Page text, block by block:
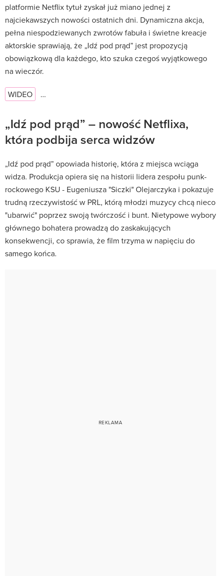
platformie Netflix tytuł zyskał już miano jednej z
najciekawszych nowości ostatnich dni. Dynamiczna akcja,
pełna niespodziewanych zwrotów fabuła i świetne kreacje
aktorskie sprawiają, że „Idź pod prąd” jest propozycją
obowiązkową dla każdego, kto szuka czegoś wyjątkowego
na wieczór.
WIDEO …
„Idź pod prąd” – nowość Netflixa,
która podbija serca widzów
„Idź pod prąd” opowiada historię, która z miejsca wciąga
widza. Produkcja opiera się na historii lidera zespołu punk-
rockowego KSU - Eugeniusza "Siczki" Olejarczyka i pokazuje
trudną rzeczywistość w PRL, którą młodzi muzycy chcą nieco
"ubarwić" poprzez swoją twórczość i bunt. Nietypowe wybory
głównego bohatera prowadzą do zaskakujących
konsekwencji, co sprawia, że film trzyma w napięciu do
samego końca.